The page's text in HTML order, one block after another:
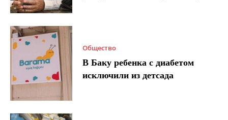
Общество
В Баку ребенка с диабетом
исключили из детсада